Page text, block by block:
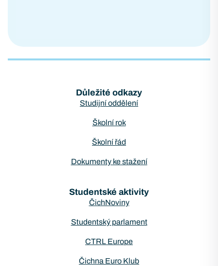
Důležité odkazy
Studijní oddělení
Školní rok
Školní řád
Dokumenty ke stažení
Studentské aktivity
ČichNoviny
Studentský parlament
CTRL Europe
Čichna Euro Klub